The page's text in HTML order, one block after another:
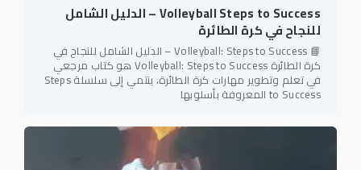
Volleyball Steps to Success – الدليل الشامل
للنجاح في كرة الطائرة
📘 Volleyball: Steps to Success – الدليل الشامل للنجاح في
كرة الطائرة Volleyball: Steps to Success هو كتاب مرجعي
في تعلم وتطوير مهارات كرة الطائرة، ينتمي إلى سلسلة Steps
to Success المعروفة بأسلوبها